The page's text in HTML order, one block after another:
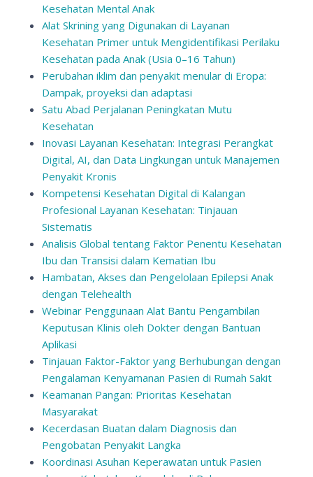
Kesehatan Mental Anak
Alat Skrining yang Digunakan di Layanan
Kesehatan Primer untuk Mengidentifikasi Perilaku
Kesehatan pada Anak (Usia 0–16 Tahun)
Perubahan iklim dan penyakit menular di Eropa:
Dampak, proyeksi dan adaptasi
Satu Abad Perjalanan Peningkatan Mutu
Kesehatan
Inovasi Layanan Kesehatan: Integrasi Perangkat
Digital, AI, dan Data Lingkungan untuk Manajemen
Penyakit Kronis
Kompetensi Kesehatan Digital di Kalangan
Profesional Layanan Kesehatan: Tinjauan
Sistematis
Analisis Global tentang Faktor Penentu Kesehatan
Ibu dan Transisi dalam Kematian Ibu
Hambatan, Akses dan Pengelolaan Epilepsi Anak
dengan Telehealth
Webinar Penggunaan Alat Bantu Pengambilan
Keputusan Klinis oleh Dokter dengan Bantuan
Aplikasi
Tinjauan Faktor-Faktor yang Berhubungan dengan
Pengalaman Kenyamanan Pasien di Rumah Sakit
Keamanan Pangan: Prioritas Kesehatan
Masyarakat
Kecerdasan Buatan dalam Diagnosis dan
Pengobatan Penyakit Langka
Koordinasi Asuhan Keperawatan untuk Pasien